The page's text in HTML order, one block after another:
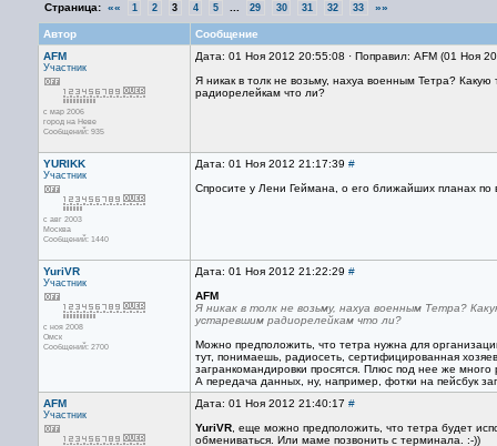
Страница: «« 1 2 3 4 5 29 30 31 32 33 »»
Автор
Сообщение
AFM
Участник
с мар 2006
город на Неве
Сообщений: 935
Дата: 01 Ноя 2012 20:55:08 · Поправил: AFM (01 Ноя
Я никак в толк не возьму, нахуа военным Тетра?
радиорелейкам что ли?
YURIKK
Участник
с авг 2003
Москва
Сообщений: 1440
Дата: 01 Ноя 2012 21:17:39 #
Спросите у Лени Геймана, о его ближайших планах
YuriVR
Участник
с ноя 2008
Омск
Сообщений: 2700
Дата: 01 Ноя 2012 21:22:29 #
AFM
Я никак в толк не возьму, нахуа военным Тетра?
устаревшим радиорелейкам что ли?
Можно предположить, что тетра нужна для
тут, понимаешь, радиосеть, сертифицированная
загранкомандировки просятся. Плюс под нее же
А передача данных, ну, например, фотки на пейсбук
AFM
Участник
Дата: 01 Ноя 2012 21:40:17 #
YuriVR , еще можно предположить, что тетра будет
обмениваться. Или маме позвонить с терминала. :-))